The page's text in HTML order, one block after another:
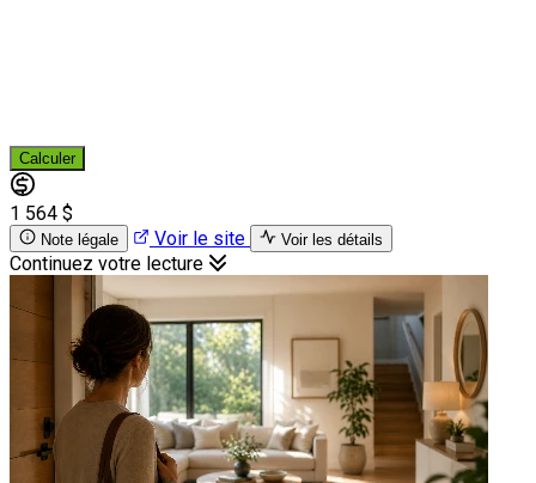
Calculer
1 564 $
Note légale Voir le site Voir les détails
Continuez votre lecture